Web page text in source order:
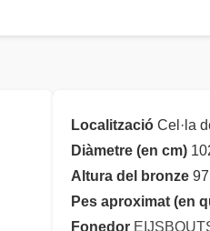
Localització Cel·la
Diàmetre (en cm)
Altura del bronze 97
Pes aproximat (en
Fonedor